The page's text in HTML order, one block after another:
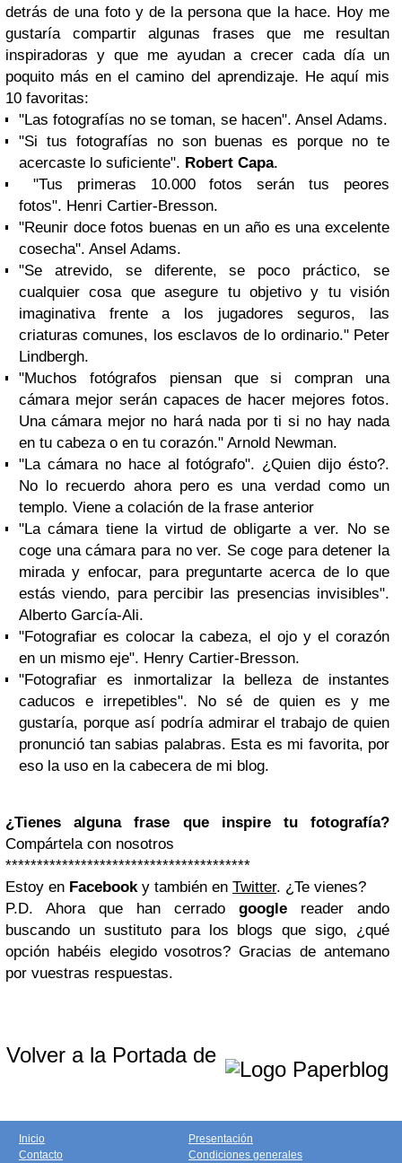
detrás de una foto y de la persona que la hace. Hoy me
gustaría compartir algunas frases que me resultan
inspiradoras y que me ayudan a crecer cada día un
poquito más en el camino del aprendizaje. He aquí mis
10 favoritas:
"Las fotografías no se toman, se hacen". Ansel Adams.
"Si tus fotografías no son buenas es porque no te
acercaste lo suficiente". Robert Capa.
"Tus primeras 10.000 fotos serán tus peores
fotos". Henri Cartier-Bresson.
"Reunir doce fotos buenas en un año es una excelente
cosecha". Ansel Adams.
"Se atrevido, se diferente, se poco práctico, se
cualquier cosa que asegure tu objetivo y tu visión
imaginativa frente a los jugadores seguros, las
criaturas comunes, los esclavos de lo ordinario." Peter
Lindbergh.
"Muchos fotógrafos piensan que si compran una
cámara mejor serán capaces de hacer mejores fotos.
Una cámara mejor no hará nada por ti si no hay nada
en tu cabeza o en tu corazón." Arnold Newman.
"La cámara no hace al fotógrafo". ¿Quien dijo ésto?.
No lo recuerdo ahora pero es una verdad como un
templo. Viene a colación de la frase anterior
"La cámara tiene la virtud de obligarte a ver. No se
coge una cámara para no ver. Se coge para detener la
mirada y enfocar, para preguntarte acerca de lo que
estás viendo, para percibir las presencias invisibles".
Alberto García-Ali.
"Fotografiar es colocar la cabeza, el ojo y el corazón
en un mismo eje". Henry Cartier-Bresson.
"Fotografiar es inmortalizar la belleza de instantes
caducos e irrepetibles". No sé de quien es y me
gustaría, porque así podría admirar el trabajo de quien
pronunció tan sabias palabras. Esta es mi favorita, por
eso la uso en la cabecera de mi blog.
¿Tienes alguna frase que inspire tu fotografía?
Compártela con nosotros
***************************************
Estoy en Facebook y también en Twitter. ¿Te vienes?
P.D. Ahora que han cerrado google reader ando
buscando un sustituto para los blogs que sigo, ¿qué
opción habéis elegido vosotros? Gracias de antemano
por vuestras respuestas.
Volver a la Portada de
Inicio
Contacto
Presentación
Condiciones generales